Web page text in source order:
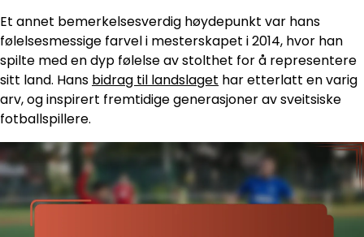
Et annet bemerkelsesverdig høydepunkt var hans
følelsesmessige farvel i mesterskapet i 2014, hvor han
spilte med en dyp følelse av stolthet for å representere
sitt land. Hans bidrag til landslaget har etterlatt en varig
arv, og inspirert fremtidige generasjoner av sveitsiske
fotballspillere.